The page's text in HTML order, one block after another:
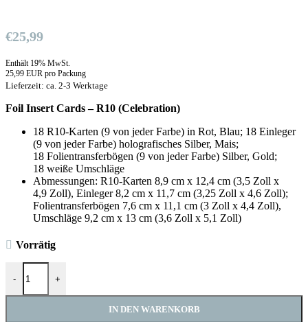
€25,99
Enthält 19% MwSt.
25,99 EUR pro Packung
Lieferzeit: ca. 2-3 Werktage
Foil Insert Cards – R10 (Celebration)
18 R10-Karten (9 von jeder Farbe) in Rot, Blau; 18 Einleger
(9 von jeder Farbe) holografisches Silber, Mais;
18 Folientransferbögen (9 von jeder Farbe) Silber, Gold;
18 weiße Umschläge
Abmessungen: R10-Karten 8,9 cm x 12,4 cm (3,5 Zoll x
4,9 Zoll), Einleger 8,2 cm x 11,7 cm (3,25 Zoll x 4,6 Zoll);
Folientransferbögen 7,6 cm x 11,1 cm (3 Zoll x 4,4 Zoll),
Umschläge 9,2 cm x 13 cm (3,6 Zoll x 5,1 Zoll)
Vorrätig
-
Cricut Foil Insert Cards - R10 - 18 Stück (Celebration) Menge
+
IN DEN WARENKORB